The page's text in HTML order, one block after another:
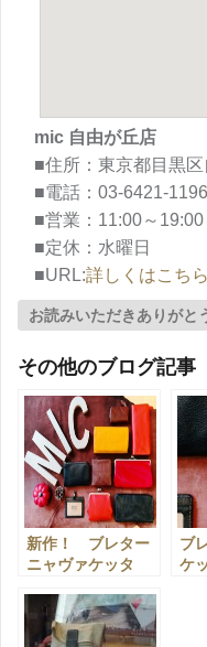
mic 自由が丘店
■住所：東京都目黒
■電話：03-6421-1196
■営業：11:00～19:00
■定休：水曜日
■URL:詳しくはこち
お読みいただきありがと
その他のブログ記事
新作！ ブレター
ニャヴァケッタ
ブ
ケ